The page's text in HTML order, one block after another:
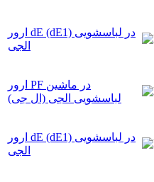
ارور dE (dE1) در لباسشویی
الجی
ارور PF در ماشین
لباسشویی الجی (ال جی)
ارور dE (dE1) در لباسشویی
الجی